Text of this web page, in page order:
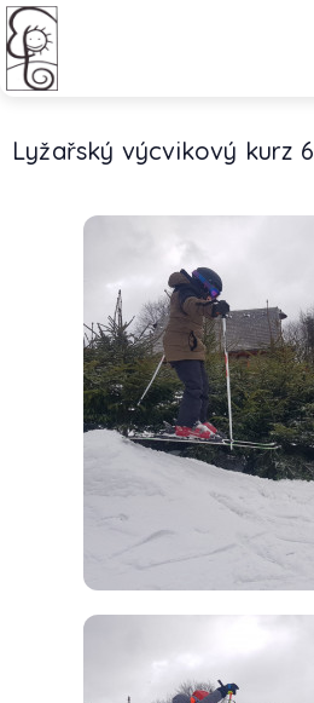
Lyžařský výcvikový kurz